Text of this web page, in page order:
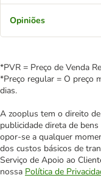
Opiniões
*PVR = Preço de Venda
*Preço regular = O preço
dias.
A zooplus tem o direito
publicidade direta de
opor-se a qualquer
dos custos básicos de
Serviço de Apoio ao
nossa Política de